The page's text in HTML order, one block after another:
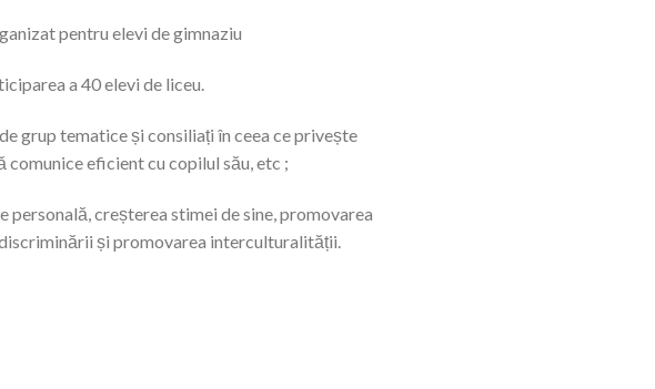
pentru elevi de gimnaziu
a 40 elevi de liceu.
grup tematice și consiliați în ceea ce privește
eficient cu copilul său, etc ;
creșterea stimei de sine, promovarea
și promovarea interculturalității.